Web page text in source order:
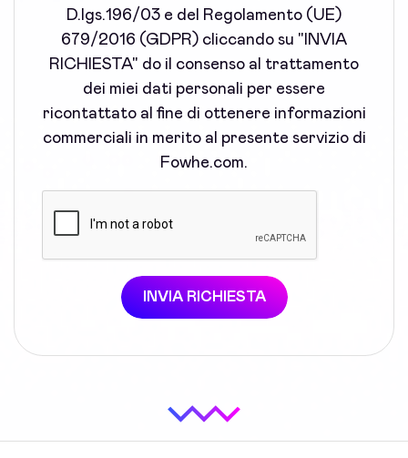
D.lgs.196/03 e del Regolamento (UE)
679/2016 (GDPR) cliccando su "INVIA
RICHIESTA" do il consenso al trattamento
dei miei dati personali per essere
ricontattato al fine di ottenere informazioni
commerciali in merito al presente servizio di
Fowhe.com.
INVIA RICHIESTA